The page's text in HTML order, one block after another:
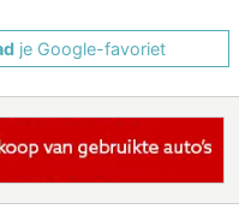
je Google-favoriet